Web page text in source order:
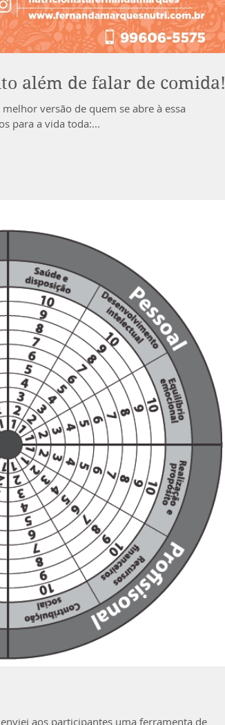
além de falar de comida!
versão de quem se abre à essa
para a vida toda:...
aos participantes uma ferramenta de